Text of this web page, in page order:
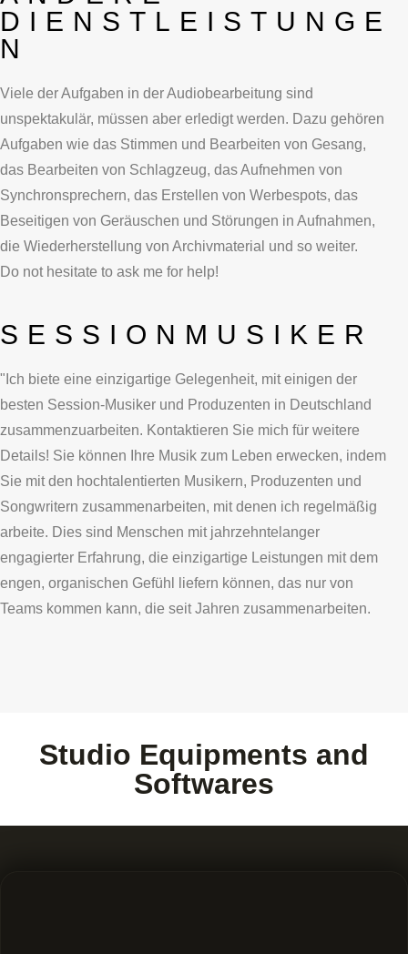
DIENSTLEISTUNGE
N
Viele der Aufgaben in der Audiobearbeitung sind
unspektakulär, müssen aber erledigt werden. Dazu gehören
Aufgaben wie das Stimmen und Bearbeiten von Gesang,
das Bearbeiten von Schlagzeug, das Aufnehmen von
Synchronsprechern, das Erstellen von Werbespots, das
Beseitigen von Geräuschen und Störungen in Aufnahmen,
die Wiederherstellung von Archivmaterial und so weiter.
Do not hesitate to ask me for help!
SESSIONMUSIKER
"Ich biete eine einzigartige Gelegenheit, mit einigen der
besten Session-Musiker und Produzenten in Deutschland
zusammenzuarbeiten. Kontaktieren Sie mich für weitere
Details! Sie können Ihre Musik zum Leben erwecken, indem
Sie mit den hochtalentierten Musikern, Produzenten und
Songwritern zusammenarbeiten, mit denen ich regelmäßig
arbeite. Dies sind Menschen mit jahrzehntelanger
engagierter Erfahrung, die einzigartige Leistungen mit dem
engen, organischen Gefühl liefern können, das nur von
Teams kommen kann, die seit Jahren zusammenarbeiten.
Studio Equipments and